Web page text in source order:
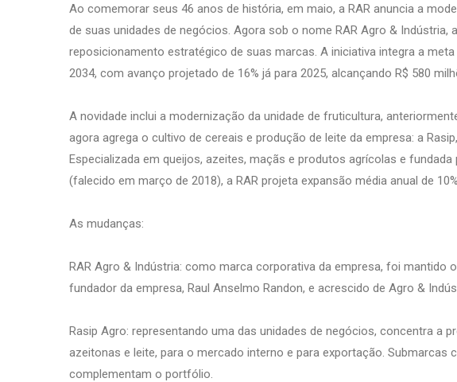
Ao comemorar seus 46 anos de história, em maio, a RAR anuncia a
de suas unidades de negócios. Agora sob o nome RAR Agro & Indústria,
reposicionamento estratégico de suas marcas. A iniciativa integra a
2034, com avanço projetado de 16% já para 2025, alcançando R$ 580
A novidade inclui a modernização da unidade de fruticultura,
agora agrega o cultivo de cereais e produção de leite da empresa: a
Especializada em queijos, azeites, maçãs e produtos agrícolas e
(falecido em março de 2018), a RAR projeta expansão média anual de
As mudanças:
RAR Agro & Indústria: como marca corporativa da empresa, foi mantido
fundador da empresa, Raul Anselmo Randon, e acrescido de Agro &
Rasip Agro: representando uma das unidades de negócios, concentra a
azeitonas e leite, para o mercado interno e para exportação. Submarcas
complementam o portfólio.